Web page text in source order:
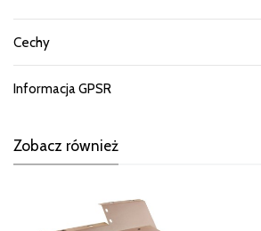
Cechy
Informacja GPSR
Zobacz również